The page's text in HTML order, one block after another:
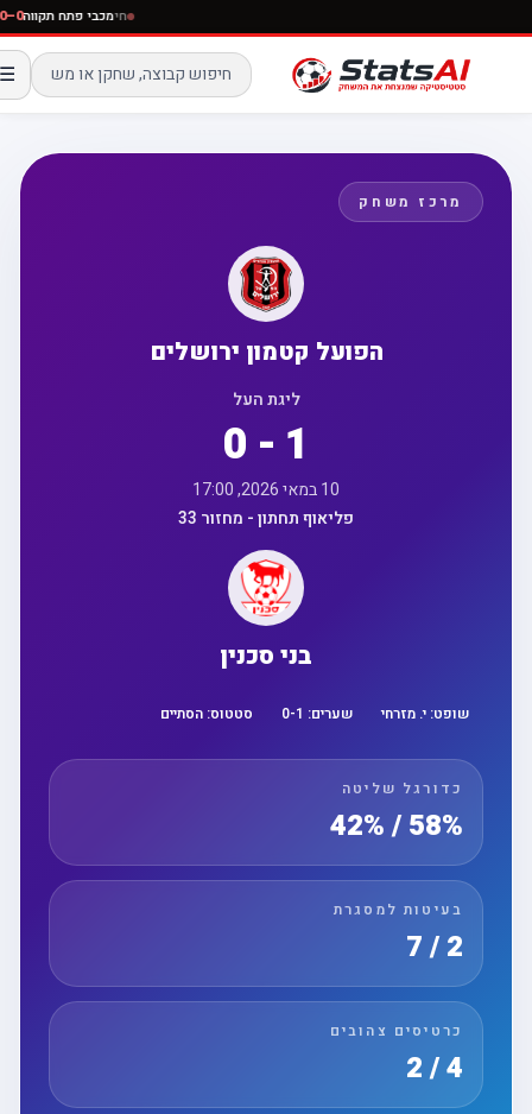
חימכבי פתח
☰
מרכז משחק
הפועל קטמון ירושלים
ליגת העל
0 - 1
10 במאי 2026, 17:00
פליאוף תחתון - מחזור 33
בני סכנין
שופט:י. מזרחי שערים: 0 -1 סטטוס:הסתיים
כדורגל שליטה
58% / 42%
בעיטות למסגרת
כרטיסים צהובים